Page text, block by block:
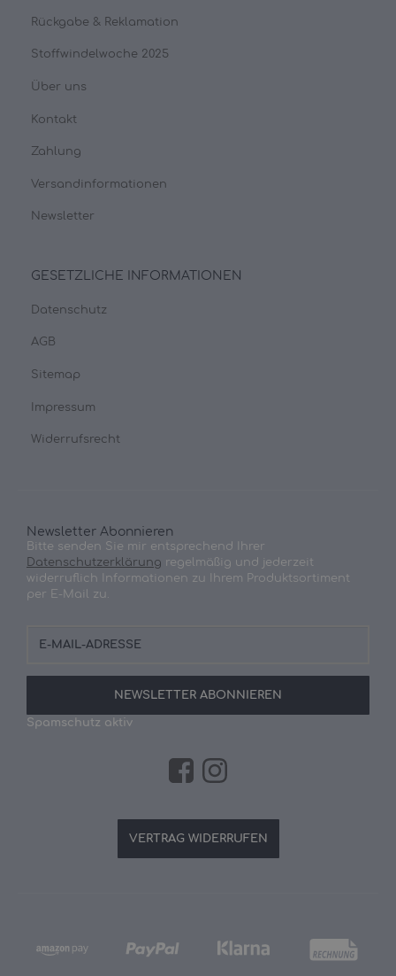
Rückgabe & Reklamation
Stoffwindelwoche 2025
Über uns
Kontakt
Zahlung
Versandinformationen
Newsletter
GESETZLICHE INFORMATIONEN
Datenschutz
AGB
Sitemap
Impressum
Widerrufsrecht
Newsletter Abonnieren
Bitte senden Sie mir entsprechend Ihrer
Datenschutzerklärung regelmäßig und jederzeit
widerruflich Informationen zu Ihrem Produktsortiment
per E-Mail zu.
Mail-
NEWSLETTER ABONNIEREN
Spamschutz aktiv
VERTRAG WIDERRUFEN